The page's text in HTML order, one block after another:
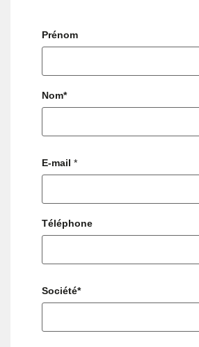
Prénom
Nom*
E-mail *
Téléphone
Société*